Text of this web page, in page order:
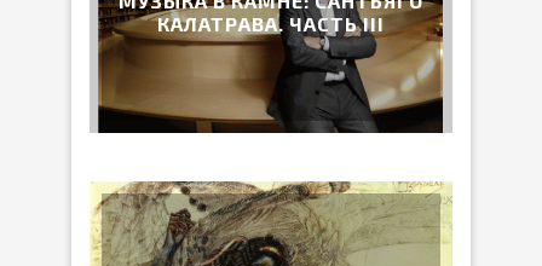
КАЛАТРАВА. ЧАСТЬ III